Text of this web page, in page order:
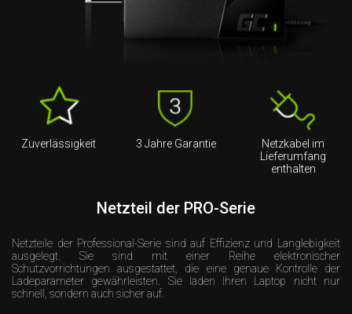
Zuverlässigkeit 3 Jahre Garantie
Netzkabel im
Lieferumfang
enthalten
Netzteil der PRO-Serie
Netzteile der Professional-Serie sind auf Effizienz und Langlebigkeit
ausgelegt. Sie sind mit einer Reihe elektronischer
Schutzvorrichtungen ausgestattet, die eine genaue Kontrolle der
Ladeparameter gewährleisten. Sie laden Ihren Laptop nicht nur
schnell, sondern auch sicher auf.